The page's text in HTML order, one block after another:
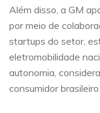
Além disso, a GM
por meio de
startups do setor,
eletromobilidade
autonomia,
consumidor